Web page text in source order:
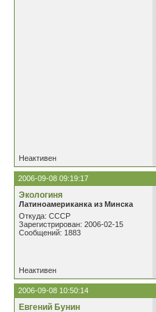
Неактивен
2006-09-08 09:19:17
Экологиня
Латиноамериканка из Минска
Откуда: СССР
Зарегистрирован: 2006-02-15
Сообщений: 1883
Неактивен
2006-09-08 10:50:14
Евгений Бунин